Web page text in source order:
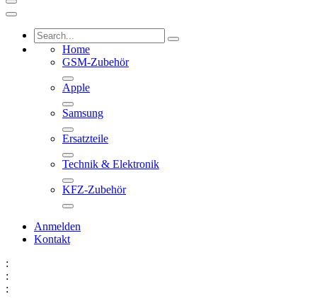
Home
GSM-Zubehör
Apple
Samsung
Ersatzteile
Technik & Elektronik
KFZ-Zubehör
Anmelden
Kontakt
:
:
: